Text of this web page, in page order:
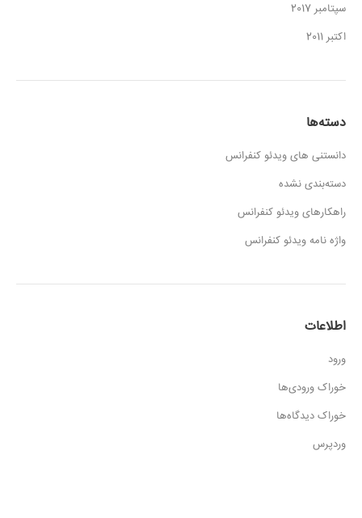
سپتامبر 2017
اکتبر 2011
دسته‌ها
دانستنی های ویدئو کنفرانس
دسته‌بندی نشده
راهکارهای ویدئو کنفرانس
واژه نامه ویدئو کنفرانس
اطلاعات
ورود
خوراک ورودی‌ها
خوراک دیدگاه‌ها
وردپرس